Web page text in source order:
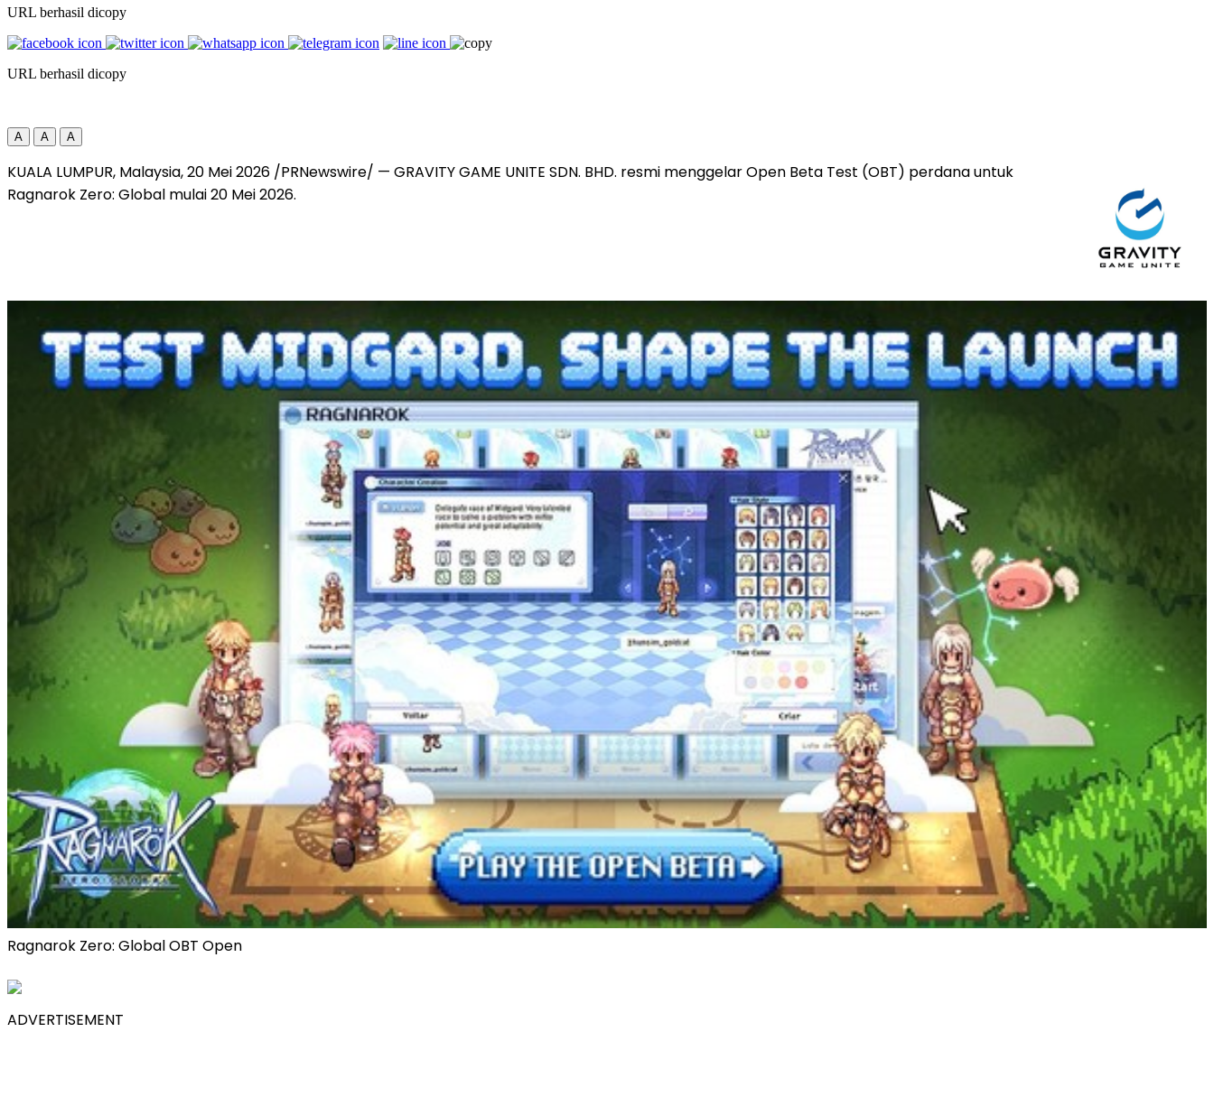
URL berhasil dicopy
URL berhasil dicopy
A A A
KUALA LUMPUR, Malaysia,20 Mei 2026 /PRNewswire/ — GRAVITY GAME UNITE SDN. BHD. resmi menggelar Open Beta Test (OBT) perdana untuk
Ragnarok Zero: Global mulai 20 Mei 2026.
Ragnarok Zero: Global OBT Open
ADVERTISEMENT